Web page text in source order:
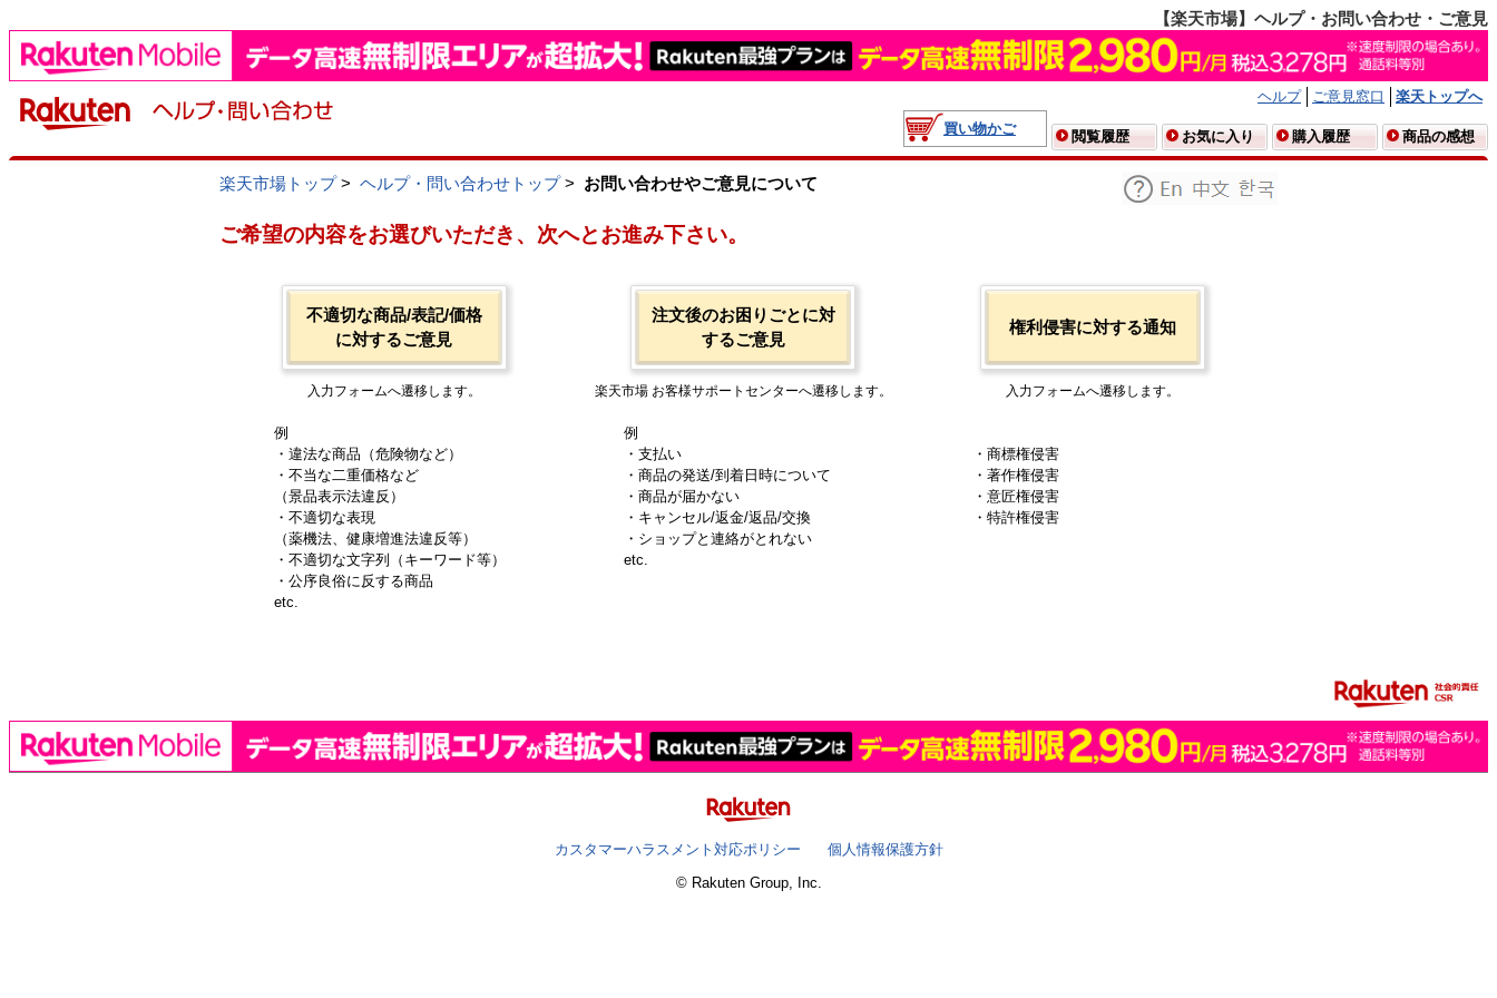
【楽天市場】ヘルプ・お問い合わせ・ご意見
ヘルプ ご意見窓口
楽天トップへ
買い物かご
閲覧履歴 お気に入り 購入履歴 商品の感想
楽天市場トップ> ヘルプ・問い合わせトップ> お問い合わせやご意見について
ご希望の内容をお選びいただき、次へとお進み下さい。
不適切な商品/表記/価格
に対するご意見
入力フォームへ遷移します。
例
・違法な商品（危険物など）
・不当な二重価格など
（景品表示法違反）
・不適切な表現
（薬機法、健康増進法違反等）
・不適切な文字列（キーワード等）
・公序良俗に反する商品
etc.
注文後のお困りごとに対
するご意見
楽天市場 お客様サポートセンターへ遷移します。
例
・支払い
・商品の発送/到着日時について
・商品が届かない
・キャンセル/返金/返品/交換
・ショップと連絡がとれない
etc.
権利侵害に対する通知
入力フォームへ遷移します。
・商標権侵害
・著作権侵害
・意匠権侵害
・特許権侵害
カスタマーハラスメント対応ポリシー
個人情報保護方針
© Rakuten Group, Inc.